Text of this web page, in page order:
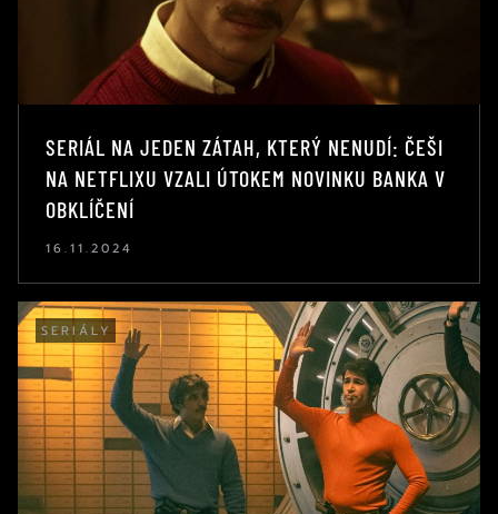
SERIÁL NA JEDEN ZÁTAH, KTERÝ NENUDÍ: ČEŠI
NA NETFLIXU VZALI ÚTOKEM NOVINKU BANKA V
OBKLÍČENÍ
16.11.2024
SERIÁLY